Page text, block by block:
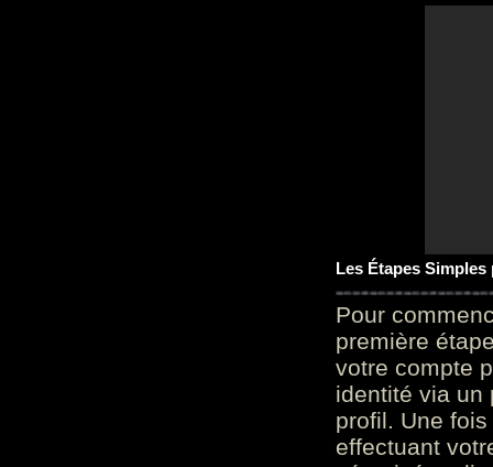
Les Étapes
Pour
première
votre compte
identité via un
profil. Une
effectuant